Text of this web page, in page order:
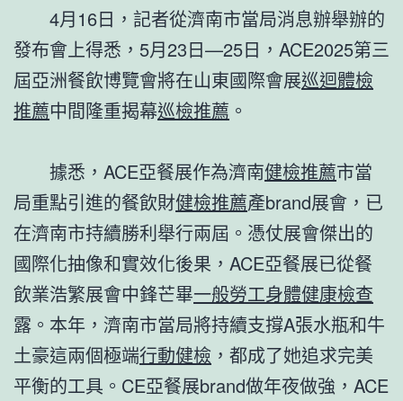
4月16日，記者從濟南市當局消息辦舉辦的
發布會上得悉，5月23日—25日，ACE2025第三
屆亞洲餐飲博覽會將在山東國際會展巡迴體檢
推薦中間隆重揭幕巡檢推薦 。
據悉，ACE亞餐展作為濟南健檢推薦市當
局重點引進的餐飲財健檢推薦產brand展會，已
在濟南市持續勝利舉行兩屆。憑仗展會傑出的
國際化抽像和實效化後果，ACE亞餐展已從餐
飲業浩繁展會中鋒芒畢一般勞工身體健康檢查
露。本年，濟南市當局將持續支撐A張水瓶和牛
土豪這兩個極端行動健檢 ，都成了她追求完美
平衡的工具。CE亞餐展brand做年夜做強，ACE